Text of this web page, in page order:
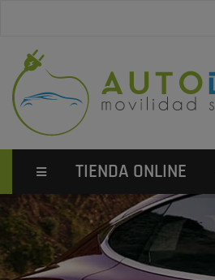
TIENDA ONLINE